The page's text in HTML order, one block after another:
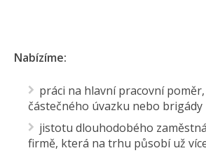
Nabízíme:
práci na hlavní pracovní
částečného úvazku nebo brigády
jistotu dlouhodobého
firmě, která na trhu působí už